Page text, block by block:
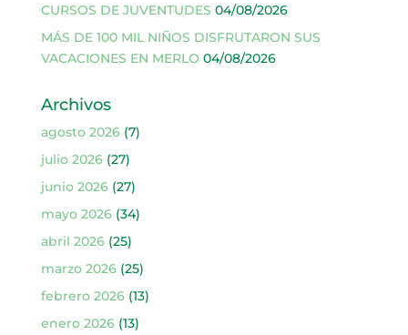
CURSOS DE JUVENTUDES 04/08/2026
MÁS DE 100 MIL NIÑOS DISFRUTARON SUS
VACACIONES EN MERLO 04/08/2026
Archivos
agosto 2026(7)
julio 2026(27)
junio 2026(27)
mayo 2026(34)
abril 2026(25)
marzo 2026(25)
febrero 2026(13)
enero 2026(13)